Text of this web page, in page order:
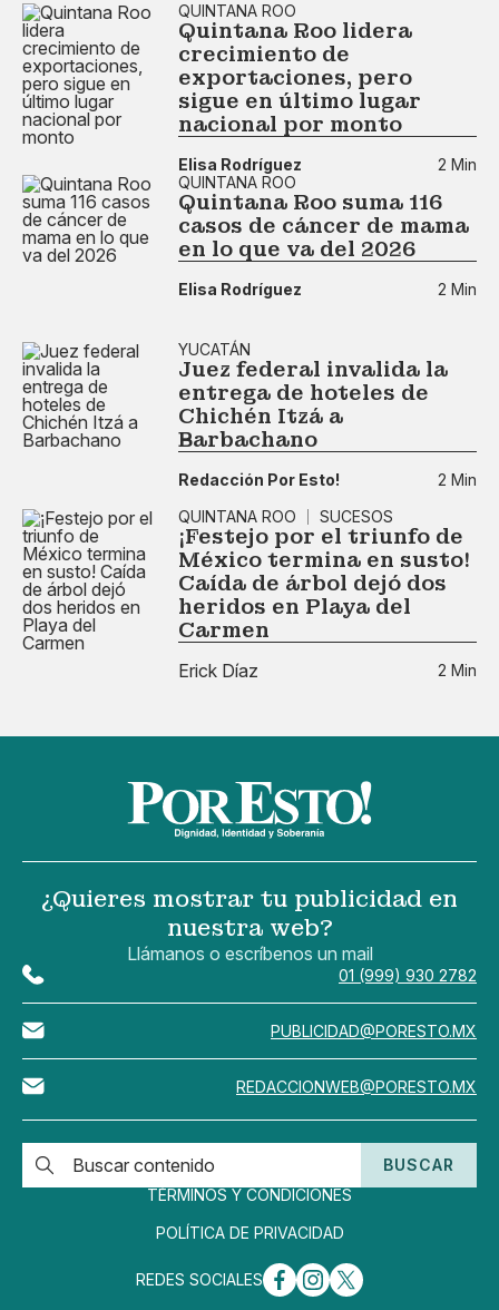
QUINTANA ROO
Quintana Roo lidera
crecimiento de
exportaciones, pero
sigue en último lugar
nacional por monto
Elisa Rodríguez
2 Min
QUINTANA ROO
Quintana Roo suma 116
casos de cáncer de mama
en lo que va del 2026
Elisa Rodríguez 2 Min
YUCATÁN
Juez federal invalida la
entrega de hoteles de
Chichén Itzá a
Barbachano
Redacción Por Esto!
2 Min
QUINTANA ROO
SUCESOS
¡Festejo por el triunfo de
México termina en susto!
Caída de árbol dejó dos
heridos en Playa del
Carmen
Erick Díaz 2 Min
¿Quieres mostrar tu publicidad en
nuestra web?
Llámanos o escríbenos un mail
01 (999) 930 2782
PUBLICIDAD@PORESTO.MX
REDACCIONWEB@PORESTO.MX
BUSCAR
TÉRMINOS Y CONDICIONES
POLÍTICA DE PRIVACIDAD
REDES SOCIALES